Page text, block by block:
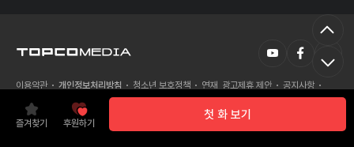
즐겨찾기 후원하기
첫 화 보기
이용약관 개인정보처리방침 청소년 보호정책 연재, 광고제휴 제안
공지사항
언론보도
탑툰의 모든 콘텐츠는 저작권법에 의거 보호받고 있습니다.